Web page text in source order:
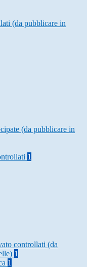
(da pubblicare in
(da pubblicare in
1
controllati (da
1
1